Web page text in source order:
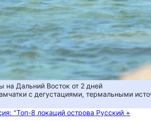
на Дальний Восток от 2 дней
с дегустациями, термальными